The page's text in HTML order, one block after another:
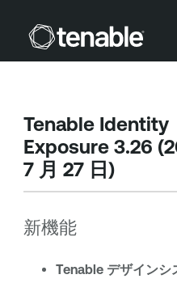
メインコン
Tenable Identity
Exposure3.26
7 月 27 日)
新機能
Tenable デザインシ